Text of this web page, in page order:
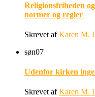
Religionsfriheden
normer og regler
Skrevet afKaren M.
søn07
Udenfor kirken
Skrevet afKaren M.